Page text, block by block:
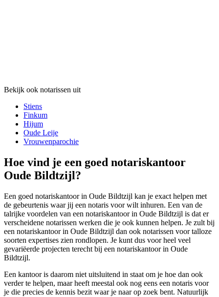
Bekijk ook notarissen uit
Stiens
Finkum
Hijum
Oude Leije
Vrouwenparochie
Hoe vind je een goed notariskantoor
Oude Bildtzijl?
Een goed notariskantoor in Oude Bildtzijl kan je exact helpen met
de gebeurtenis waar jij een notaris voor wilt inhuren. Een van de
talrijke voordelen van een notariskantoor in Oude Bildtzijl is dat er
verscheidene notarissen werken die je ook kunnen helpen. Je zult bij
een notariskantoor in Oude Bildtzijl dan ook notarissen voor talloze
soorten expertises zien rondlopen. Je kunt dus voor heel veel
gevariëerde projecten terecht bij een notariskantoor in Oude
Bildtzijl.
Een kantoor is daarom niet uitsluitend in staat om je hoe dan ook
verder te helpen, maar heeft meestal ook nog eens een notaris voor
je die precies de kennis bezit waar je naar op zoek bent. Natuurlijk